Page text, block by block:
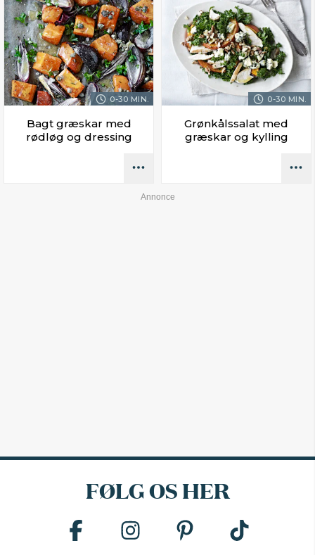
0-30 MIN.
Bagt græskar med
rødløg og dressing
0-30 MIN.
Grønkålssalat med
græskar og kylling
FØLG OS HER